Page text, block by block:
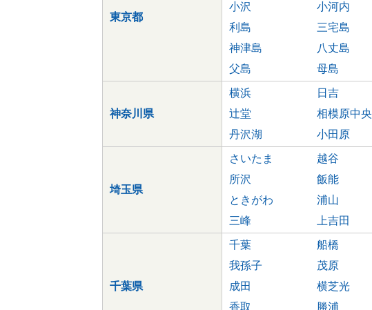
東京都
小沢
小河内
利島
三宅島
神津島
八丈島
父島
母島
神奈川県
横浜 日吉
辻堂
相模原中央
丹沢湖
小田原
埼玉県
さいたま 越谷
所沢
飯能
ときがわ
浦山
三峰
上吉田
千葉県
千葉 船橋
我孫子
茂原
成田
横芝光
香取
勝浦